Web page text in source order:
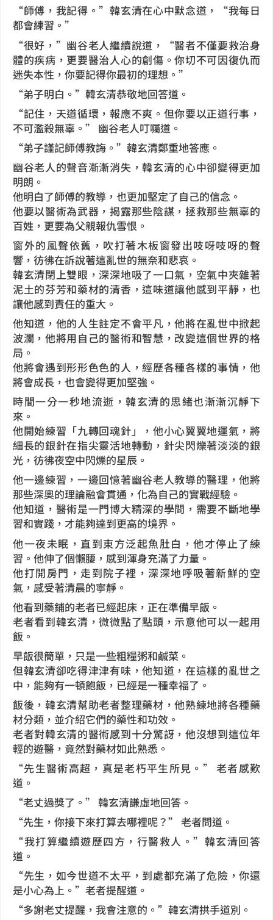
“師傅，我記得。”韓玄清在心中默念道，“我每日
都會練習。”
“很好，”幽谷老人繼續說道，“醫者不僅要救治身
體的疾病，更要醫治人心的創傷。你切不可因復仇而
迷失本性，你要記得你最初的理想。”
“弟子明白。”韓玄清恭敬地回答道。
“記住，天道循環，報應不爽。但你要以正道行事，
不可濫殺無辜。” 幽谷老人叮囑道。
“弟子謹記師傅教誨。”韓玄清鄭重地答應。
幽谷老人的聲音漸漸消失，韓玄清的心中卻變得更加
明朗。
他明白了師傅的教導，也更加堅定了自己的信念。
他要以醫術為武器，揭露那些陰謀，拯救那些無辜的
百姓，更要為父親報仇雪恨。
窗外的風聲依舊，吹打著木板窗發出吱呀吱呀的聲
響，彷彿在訴說著這亂世的無奈和悲哀。
韓玄清閉上雙眼，深深地吸了一口氣，空氣中夾雜著
泥土的芬芳和藥材的清香，這味道讓他感到平靜，也
讓他感到責任的重大。
他知道，他的人生註定不會平凡，他將在亂世中掀起
波瀾，他將用自己的醫術和智慧，改變這個世界的格
局。
他將會遇到形形色色的人，經歷各種各樣的事情，他
將會成長，也會變得更加堅強。
時間一分一秒地流逝，韓玄清的思緒也漸漸沉靜下
來。
他開始練習「九轉回魂針」，他小心翼翼地運氣，將
細長的銀針在指尖靈活地轉動，針尖閃爍著淡淡的銀
光，彷彿夜空中閃爍的星辰。
他一邊練習，一邊回憶著幽谷老人教導的醫理，他將
那些深奧的理論融會貫通，化為自己的實戰經驗。
他知道，醫術是一門博大精深的學問，需要不斷地學
習和實踐，才能夠達到更高的境界。
他一夜未眠，直到東方泛起魚肚白，他才停止了練
習。他伸了個懶腰，感到渾身充滿了力量。
他打開房門，走到院子裡，深深地呼吸著新鮮的空
氣，感受著清晨的寧靜。
他看到藥鋪的老者已經起床，正在準備早飯。
老者看到韓玄清，微微點了點頭，示意他可以一起用
飯。
早飯很簡單，只是一些粗糧粥和鹹菜。
但韓玄清卻吃得津津有味，他知道，在這樣的亂世之
中，能夠有一頓飽飯，已經是一種幸福了。
飯後，韓玄清幫助老者整理藥材，他熟練地將各種藥
材分類，並介紹它們的藥性和功效。
老者對韓玄清的醫術感到十分驚訝，他沒想到這位年
輕的遊醫，竟然對藥材如此熟悉。
“先生醫術高超，真是老朽平生所見。” 老者感歎
道。
“老丈過獎了。” 韓玄清謙虛地回答。
“先生，你接下來打算去哪裡呢？” 老者問道。
“我打算繼續遊歷四方，行醫救人。”韓玄清回答
道。
“先生，如今世道不太平，到處都充滿了危險，你還
是小心為上。”老者提醒道。
“多謝老丈提醒，我會注意的。”韓玄清拱手道別。